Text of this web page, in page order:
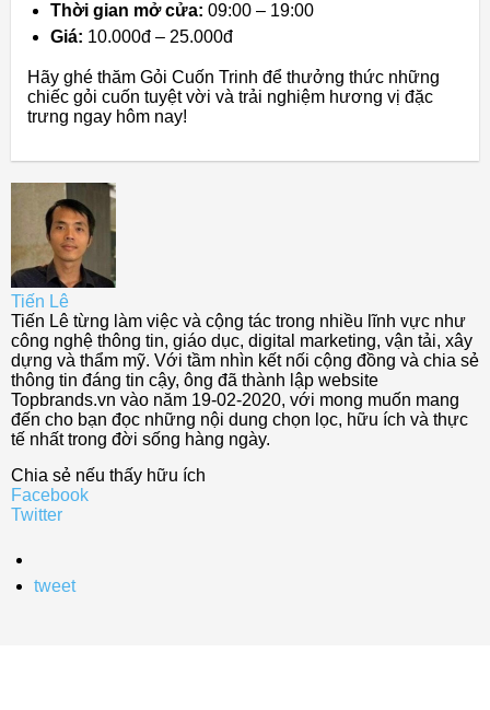
Thời gian mở cửa: 09:00 – 19:00
Giá: 10.000đ – 25.000đ
Hãy ghé thăm Gỏi Cuốn Trinh để thưởng thức những
chiếc gỏi cuốn tuyệt vời và trải nghiệm hương vị đặc
trưng ngay hôm nay!
Tiến Lê
Tiến Lê từng làm việc và cộng tác trong nhiều lĩnh vực như
công nghệ thông tin, giáo dục, digital marketing, vận tải, xây
dựng và thẩm mỹ. Với tầm nhìn kết nối cộng đồng và chia sẻ
thông tin đáng tin cậy, ông đã thành lập website
Topbrands.vn vào năm 19-02-2020, với mong muốn mang
đến cho bạn đọc những nội dung chọn lọc, hữu ích và thực
tế nhất trong đời sống hàng ngày.
Chia sẻ nếu thấy hữu ích
Facebook
Twitter
tweet